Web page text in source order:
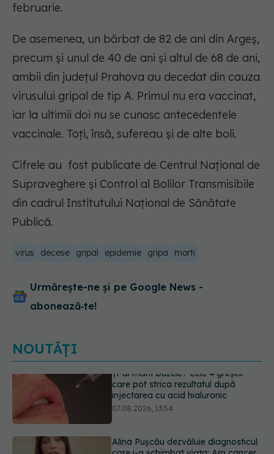
februarie.
De asemenea, un bărbat de 82 de ani din Argeș,
precum și unul de 40 de ani și altul de 68 de ani,
ambii din județul Prahova au decedat din cauza
virusului gripal de tip A. Primul nu era vaccinat,
iar la ultimii doi nu se cunosc antecedentele
vaccinale. Toți, însă, sufereau și de alte boli.
Cifrele au fost publicate de Centrul Național de
Supraveghere și Control al Bolilor Transmisibile
din cadrul Institutului Naţional de Sănătate
Publică.
virus decese gripal epidemie gripa morti
Urmărește-ne și pe Google News -
abonează‑te!
NOUTĂȚI
Alina Pușcău dezvăluie diagnosticul
care i-a schimbat viața: Am cancer
la sân. Am intrat în metastază